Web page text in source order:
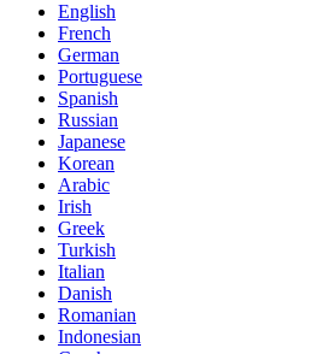
English
French
German
Portuguese
Spanish
Russian
Japanese
Korean
Arabic
Irish
Greek
Turkish
Italian
Danish
Romanian
Indonesian